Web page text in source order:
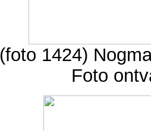
(foto 1424)
Foto